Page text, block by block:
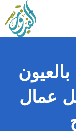
افضل عمال